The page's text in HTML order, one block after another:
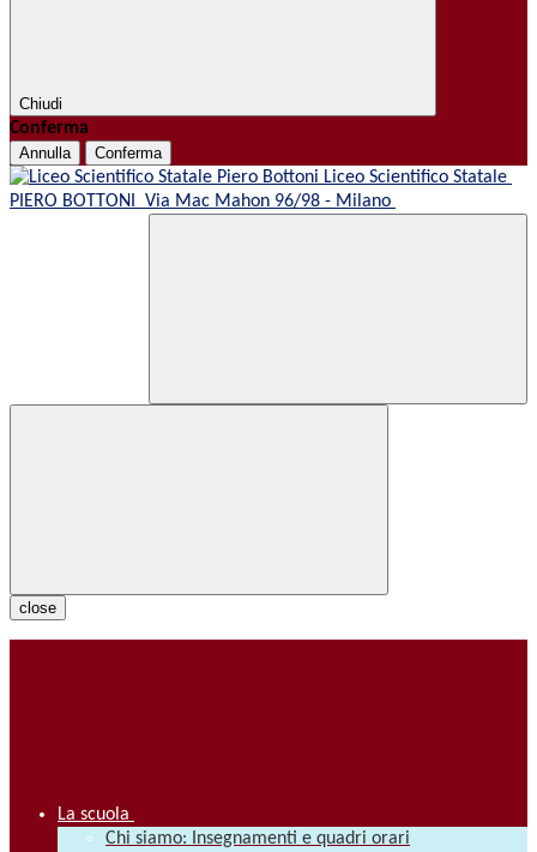
Chiudi
Conferma
Annulla Conferma
Liceo Scientifico Statale
PIERO BOTTONI Via Mac Mahon 96/98 - Milano
close
La scuola
Chi siamo: Insegnamenti e quadri orari